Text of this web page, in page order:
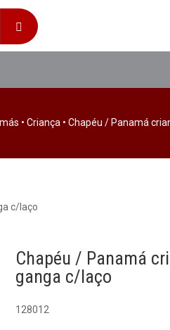
• Criança • Chapéu / Panamá
c/laço
Chapéu / Panamá
ganga c/laço
128012